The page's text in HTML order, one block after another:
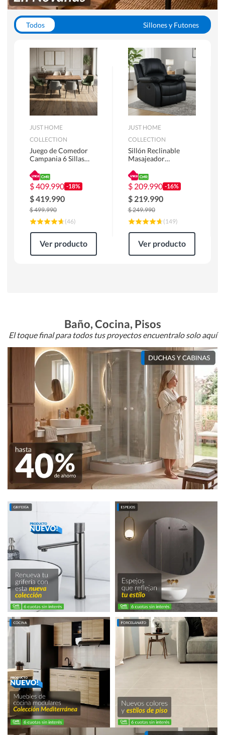
Todos
Sillones y Futones
Escritorios y Sillas PC
Racks y Muebles TV
Alfombras
JUST HOME
COLLECTION
Juego de Comedor
Campania 6 Sillas
180 x 90 x 76 cm
Café
$409.990 -18%
$419.990
$499.990
(46)
Ver producto
JUST HOME
COLLECTION
Sillón Reclinable
Masajeador
Atlanta 91x101x94
cm Negro
$ 209.990 -16%
$ 219.990
$249.990
(149)
Ver producto
Baño, Cocina, Pisos
El toque final para todos tus proyectos encuentralo solo aquí